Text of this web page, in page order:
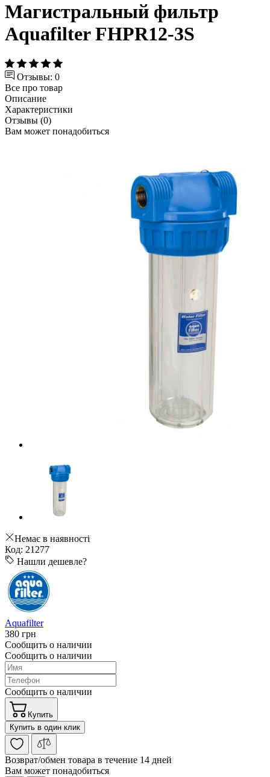
Магистральный фильтр
Aquafilter FHPR12-3S
Отзывы: 0
Все про товар
Описание
Характеристики
Отзывы (0)
Вам может понадобиться
Немає в наявності
Код: 21277
Нашли дешевле?
Aquafilter
380 грн
Сообщить о наличии
Сообщить о наличии
Сообщить о наличии
Купить
Купить в один клик
Возврат/обмен товара в течение 14 дней
Вам может понадобиться